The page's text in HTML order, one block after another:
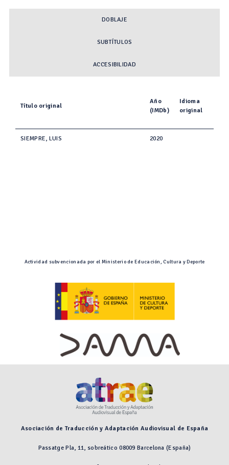
DOBLAJE
SUBTÍTULOS
ACCESIBILIDAD
Título original
Año
(IMDb)
Idioma
original
SIEMPRE, LUIS 2020
Actividad subvencionada por el Ministerio de Educación, Cultura y Deporte
Asociación de Traducción y Adaptación Audiovisual de España
Passatge Pla, 11, sobreático 08009 Barcelona (España)